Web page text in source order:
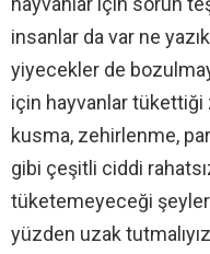
insanlar da var ne
yiyecekler de
için hayvanlar
kusma, zehirlenme,
gibi çeşitli ciddi
tüketemeyeceği
yüzden uzak